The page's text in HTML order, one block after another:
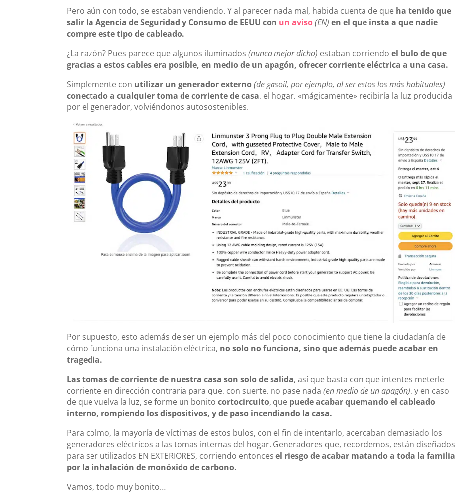
Pero aún con todo, se estaban vendiendo. Y al parecer nada mal, habida cuenta de que ha tenido que
salir la Agencia de Seguridad y Consumo de EEUU con un aviso(EN) en el que insta a que nadie
compre este tipo de cableado.
¿La razón? Pues parece que algunos iluminados (nunca mejor dicho) estaban corriendo el bulo de que
gracias a estos cables era posible, en medio de un apagón, ofrecer corriente eléctrica a una casa.
Simplemente con utilizar un generador externo(de gasoil, por ejemplo, al ser estos los más habituales)
conectado a cualquier toma de corriente de casa, el hogar, «mágicamente» recibiría la luz producida
por el generador, volviéndonos autosostenibles.
Por supuesto, esto además de ser un ejemplo más del poco conocimiento que tiene la ciudadanía de
cómo funciona una instalación eléctrica, no solo no funciona, sino que además puede acabar en
tragedia.
Las tomas de corriente de nuestra casa son solo de salida, así que basta con que intentes meterle
corriente en dirección contraria para que, con suerte, no pase nada (en medio de un apagón), y en caso
de que vuelva la luz, se forme un bonitocortocircuito, que puede acabar quemando el cableado
interno, rompiendo los dispositivos, y de paso incendiando la casa.
Para colmo, la mayoría de víctimas de estos bulos, con el fin de intentarlo, acercaban demasiado los
generadores eléctricos a las tomas internas del hogar. Generadores que, recordemos, están diseñados
para ser utilizados EN EXTERIORES, corriendo entoncesel riesgo de acabar matando a toda la familia
por la inhalación de monóxido de carbono.
Vamos, todo muy bonito…